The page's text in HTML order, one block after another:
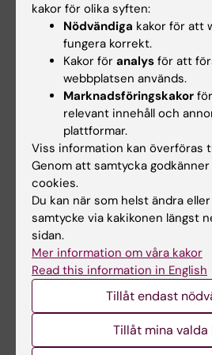
information
Området ska främja KI:s
genom att
bistå i den
publiceringsprocessen
tillgängliggöra
utveckla och erbjuda
behovsanpassade
samla och analysera
output.
I området ingår enheterna
publiceringsstöd
Metadata för
kakor för olika syften:
Nödvändiga kakor för att
fungera korrekt.
Kakor för analys för att
webbplatsen används.
Marknadsföringskakor
relevant innehåll och
plattformar.
Viss information kan överföras
Genom att samtycka
cookies.
Du kan när som helst ändra
samtycke via kakikonen längst
sidan.
Mer information om våra kakor
Read this information in English
Tillåt endast
Tillåt mina valda